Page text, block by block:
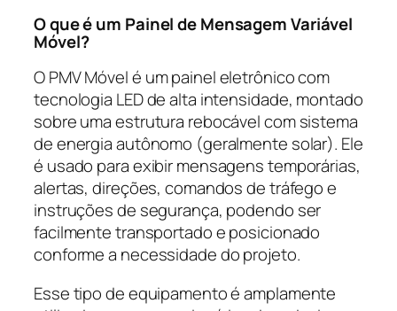
O que é um Painel de Mensagem Variável
Móvel?
O PMV Móvel é um painel eletrônico com
tecnologia LED de alta intensidade, montado
sobre uma estrutura rebocável com sistema
de energia autônomo (geralmente solar). Ele
é usado para exibir mensagens temporárias,
alertas, direções, comandos de tráfego e
instruções de segurança, podendo ser
facilmente transportado e posicionado
conforme a necessidade do projeto.
Esse tipo de equipamento é amplamente